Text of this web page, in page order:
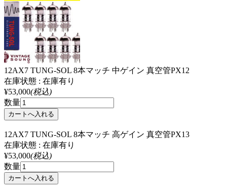
12AX7 TUNG-SOL 8本マッチ 中ゲイン 真空管PX12
在庫状態 : 在庫有り
¥53,000(税込)
数量
12AX7 TUNG-SOL 8本マッチ 高ゲイン 真空管PX13
在庫状態 : 在庫有り
¥53,000(税込)
数量